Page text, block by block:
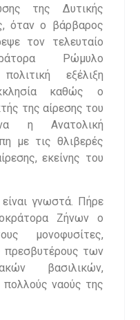
της Δυτικής
όταν ο βάρβαρος
τον τελευταίο
Ρώμυλο
εξέλιξη
καθώς ο
της αίρεσης του
η Ανατολική
με τις θλιβερές
εκείνης του
γνωστά. Πήρε
Ζήνων ο
μονοφυσίτες,
πρεσβυτέρους των
βασιλικών,
πολλούς ναούς της